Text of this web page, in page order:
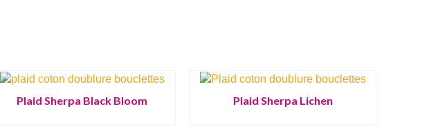
Plaid Sherpa Black Bloom Plaid Sherpa Lichen